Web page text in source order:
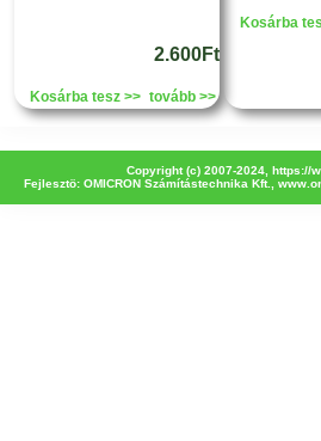
2.600Ft
Kosárba tesz >> tovább >>
Kosárba
Copyright (c) 2007-2024, https://
Fejlesztö: OMICRON Számítástechnika Kft.,